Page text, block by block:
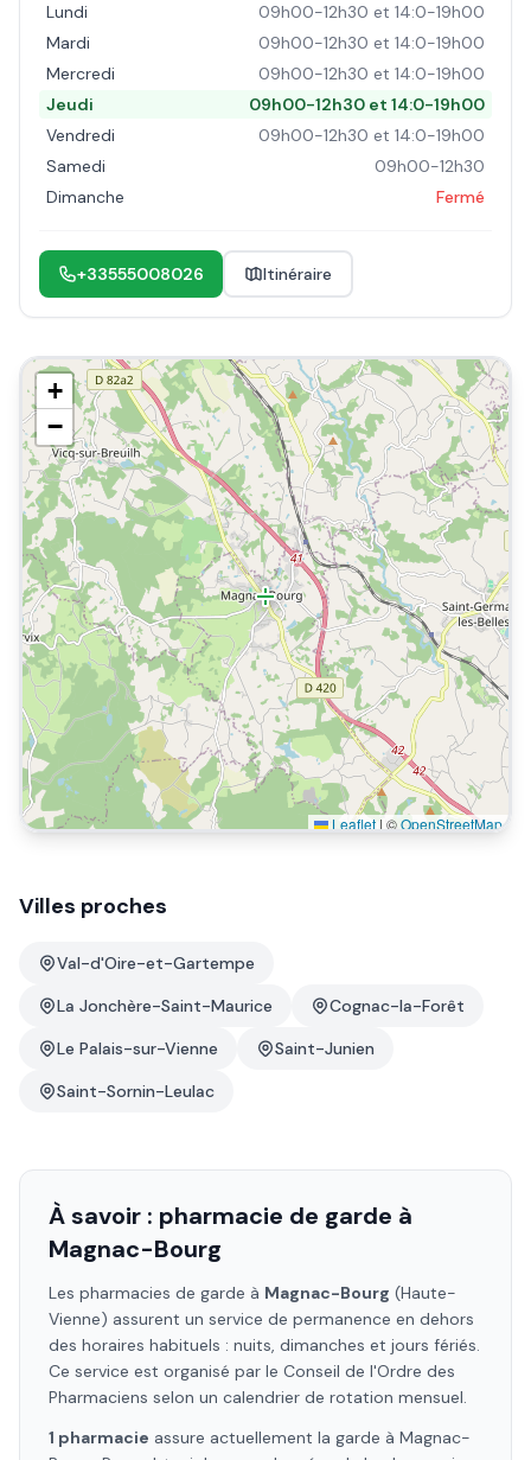
Lundi
09h00-12h30 et 14:0-19h00
Mardi
09h00-12h30 et 14:0-19h00
Mercredi
09h00-12h30 et 14:0-19h00
Jeudi
09h00-12h30 et 14:0-19h00
Vendredi
09h00-12h30 et 14:0-19h00
Samedi
09h00-12h30
Dimanche
Fermé
+33555008026 Itinéraire
+
−
Leaflet | ©OpenStreetMap
Villes proches
Val-d'Oire-et-Gartempe
La Jonchère-Saint-Maurice
Cognac-la-Forêt
Le Palais-sur-Vienne
Saint-Junien
Saint-Sornin-Leulac
À savoir : pharmacie de garde à
Magnac-Bourg
Les pharmacies de garde à Magnac-Bourg (Haute-
Vienne) assurent un service de permanence en dehors
des horaires habituels : nuits, dimanches et jours fériés.
Ce service est organisé par le Conseil de l'Ordre des
Pharmaciens selon un calendrier de rotation mensuel.
1 pharmacie assure actuellement la garde à Magnac-